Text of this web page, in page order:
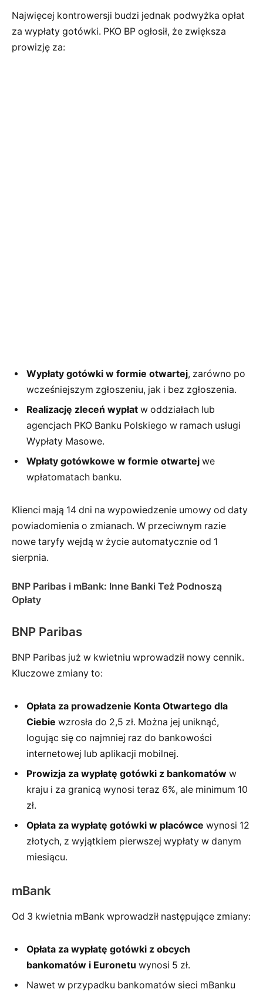
Najwięcej kontrowersji budzi jednak podwyżka opłat
za wypłaty gotówki. PKO BP ogłosił, że zwiększa
prowizję za:
Wypłaty gotówki w formie otwartej, zarówno po
wcześniejszym zgłoszeniu, jak i bez zgłoszenia.
Realizację zleceń wypłat w oddziałach lub
agencjach PKO Banku Polskiego w ramach usługi
Wypłaty Masowe.
Wpłaty gotówkowe w formie otwartej we
wpłatomatach banku.
Klienci mają 14 dni na wypowiedzenie umowy od daty
powiadomienia o zmianach. W przeciwnym razie
nowe taryfy wejdą w życie automatycznie od 1
sierpnia.
BNP Paribas i mBank: Inne Banki Też Podnoszą
Opłaty
BNP Paribas
BNP Paribas już w kwietniu wprowadził nowy cennik.
Kluczowe zmiany to:
Opłata za prowadzenie Konta Otwartego dla
Ciebie wzrosła do 2,5 zł. Można jej uniknąć,
logując się co najmniej raz do bankowości
internetowej lub aplikacji mobilnej.
Prowizja za wypłatę gotówki z bankomatów w
kraju i za granicą wynosi teraz 6%, ale minimum 10
zł.
Opłata za wypłatę gotówki w placówce wynosi 12
złotych, z wyjątkiem pierwszej wypłaty w danym
miesiącu.
mBank
Od 3 kwietnia mBank wprowadził następujące zmiany:
Opłata za wypłatę gotówki z obcych
bankomatów i Euronetu wynosi 5 zł.
Nawet w przypadku bankomatów sieci mBanku